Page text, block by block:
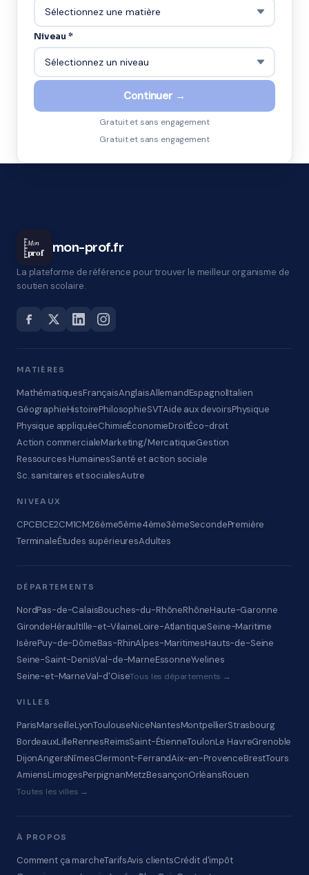
Niveau *
Continuer →
Gratuit et sans engagement
Gratuit et sans engagement
Mon
prof mon-prof.fr
La plateforme de référence pour trouver le meilleur organisme de
soutien scolaire.
MATIÈRES
MathématiquesFrançaisAnglaisAllemandEspagnolItalien
GéographieHistoirePhilosophieSVTAide aux devoirsPhysique
Physique appliquéeChimieÉconomieDroitÉco-droit
Action commercialeMarketing/MercatiqueGestion
Ressources HumainesSanté et action sociale
Sc. sanitaires et socialesAutre
NIVEAUX
CPCE1CE2CM1CM26ème5ème4ème3èmeSecondePremière
TerminaleÉtudes supérieuresAdultes
DÉPARTEMENTS
NordPas-de-CalaisBouches-du-RhôneRhôneHaute-Garonne
GirondeHéraultIlle-et-VilaineLoire-AtlantiqueSeine-Maritime
IsèrePuy-de-DômeBas-RhinAlpes-MaritimesHauts-de-Seine
Seine-Saint-DenisVal-de-MarneEssonneYvelines
Seine-et-MarneVal-d'OiseTous les départements →
VILLES
ParisMarseilleLyonToulouseNiceNantesMontpellierStrasbourg
BordeauxLilleRennesReimsSaint-ÉtienneToulonLe HavreGrenoble
DijonAngersNîmesClermont-FerrandAix-en-ProvenceBrestTours
AmiensLimogesPerpignanMetzBesançonOrléansRouen
Toutes les villes →
À PROPOS
Comment ça marcheTarifsAvis clientsCrédit d'impôt